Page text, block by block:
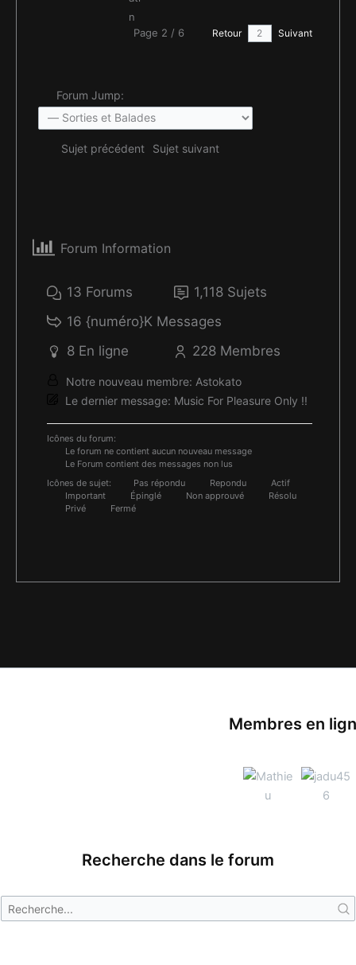
Page 2 / 6 Retour Suivant
Forum Jump:
Sujet précédent Sujet suivant
Forum Information
13 Forums 1,118 Sujets
16 {numéro}K Messages
8 En ligne 228 Membres
Notre nouveau membre: Astokato
Le dernier message: Music For Pleasure Only !!
Icônes du forum:
Le forum ne contient aucun nouveau message
Le Forum contient des messages non lus
Icônes de sujet:
Pas répondu Repondu
Actif
Important
Épinglé Non approuvé
Résolu
Privé
Fermé
Membres en
Recherche dans le forum